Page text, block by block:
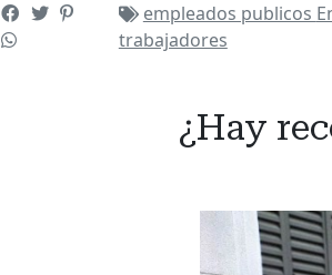
empleados publicos
trabajadores
¿Hay